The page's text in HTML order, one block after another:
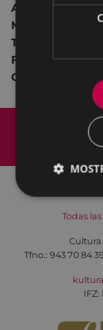
Albistegi /
Mikel
Tardío /
Fernando
Gómez /
Todas
Cultura
Tfno.: 943 70 84
IFZ: